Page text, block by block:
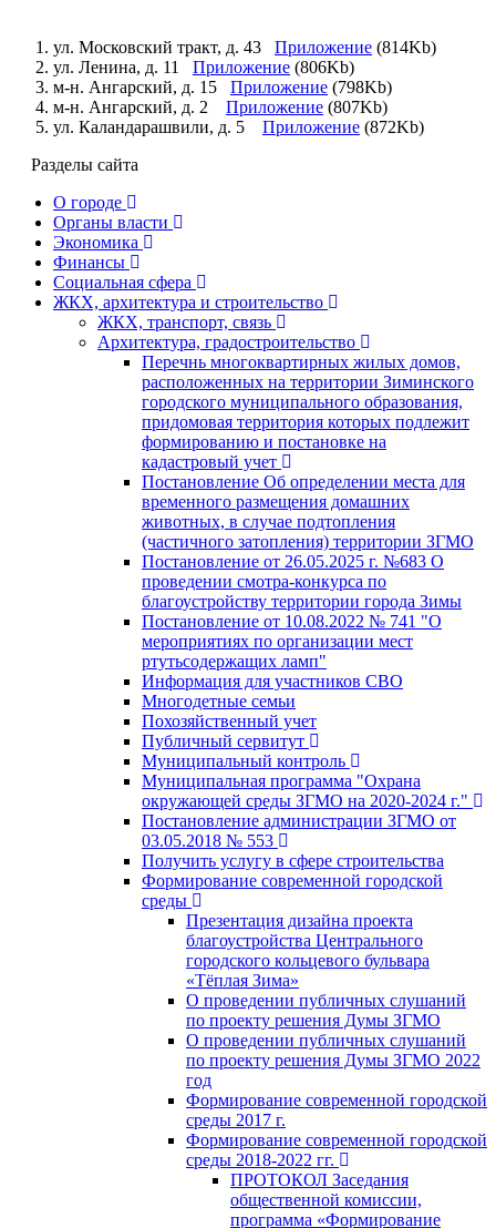
ул. Московский тракт, д. 43 Приложение (814Kb)
ул. Ленина, д. 11 Приложение (806Kb)
м-н. Ангарский, д. 15 Приложение (798Kb)
м-н. Ангарский, д. 2 Приложение (807Kb)
ул. Каландарашвили, д. 5 Приложение (872Kb)
Разделы сайта
О городе
Органы власти
Экономика
Финансы
Социальная сфера
ЖКХ, архитектура и строительство
ЖКХ, транспорт, связь
Архитектура, градостроительство
Перечнь многоквартирных жилых домов,
расположенных на территории Зиминского
городского муниципального образования,
придомовая территория которых подлежит
формированию и постановке на
кадастровый учет
Постановление Об определении места для
временного размещения домашних
животных, в случае подтопления
(частичного затопления) территории ЗГМО
Постановление от 26.05.2025 г. №683 О
проведении смотра-конкурса по
благоустройству территории города Зимы
Постановление от 10.08.2022 № 741 "О
мероприятиях по организации мест
ртутьсодержащих ламп"
Информация для участников СВО
Многодетные семьи
Похозяйственный учет
Публичный сервитут
Муниципальный контроль
Муниципальная программа "Охрана
окружающей среды ЗГМО на 2020-2024 г."
Постановление администрации ЗГМО от
03.05.2018 № 553
Получить услугу в сфере строительства
Формирование современной городской
среды
Презентация дизайна проекта
благоустройства Центрального
городского кольцевого бульвара
«Тёплая Зима»
О проведении публичных слушаний
по проекту решения Думы ЗГМО
О проведении публичных слушаний
по проекту решения Думы ЗГМО 2022
год
Формирование современной городской
среды 2017 г.
Формирование современной городской
среды 2018-2022 гг.
ПРОТОКОЛ Заседания
общественной комиссии,
программа «Формирование